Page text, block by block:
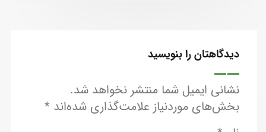
دیدگاهتان را بنویسید
نشانی ایمیل شما منتشر نخواهد شد.
بخش‌های موردنیاز علامت‌گذاری شده‌اند *